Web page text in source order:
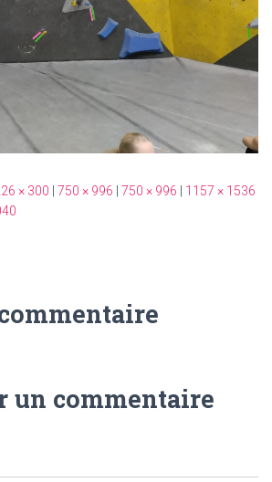
× 300 750 × 996 750 × 996
1157 × 1536
un commentaire